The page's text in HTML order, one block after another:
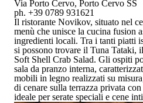
Via Porto Cervo, Porto Cervo SS
ph. +39 0789 931621
Il ristorante Novikov, situato nel
menù che unisce la cucina fusion
ingredienti locali. Tra i tanti piatti
si possono trovare il Tuna Tataki,
Soft Shell Crab Salad. Gli ospiti
sala da pranzo interna,
mobili in legno realizzati su
di cenare sulla terrazza privata
ideale per serate speciali e cene